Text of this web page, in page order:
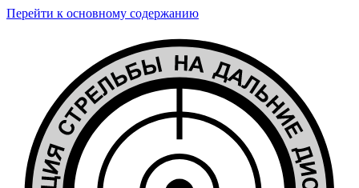
Перейти к основному содержанию